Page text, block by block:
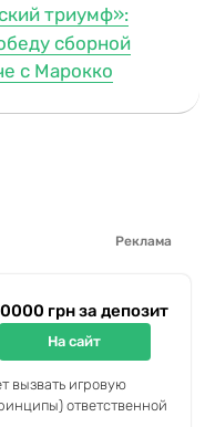
триумф»:
сборной
с Марокко
Реклама
грн за депозит
На сайт
вызвать игровую
ответственной